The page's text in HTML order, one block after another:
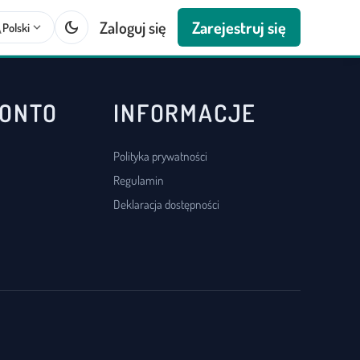
Polski expand_more dark_mode Zaloguj się Zarejestruj się
INFORMACJE
Polityka prywatności
Regulamin
Deklaracja dostępności